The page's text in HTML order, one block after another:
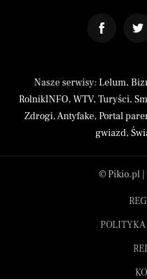
Nasze serwisy: Lelum,
RolnikINFO, WTV, Turyści,
Zdrogi,Antyfake, Portal
gwiazd,
© Pikio.pl |
POLITYKA